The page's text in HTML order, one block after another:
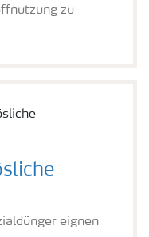
zu
eignen